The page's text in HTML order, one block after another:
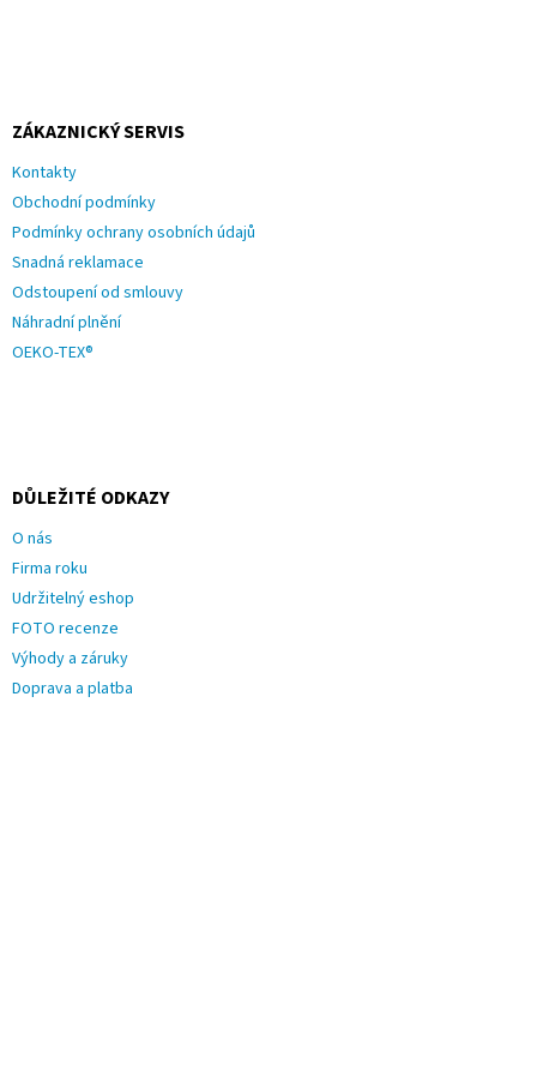
ZÁKAZNICKÝ SERVIS
Kontakty
Obchodní podmínky
Podmínky ochrany osobních údajů
Snadná reklamace
Odstoupení od smlouvy
Náhradní plnění
OEKO-TEX®
DŮLEŽITÉ ODKAZY
O nás
Firma roku
Udržitelný eshop
FOTO recenze
Výhody a záruky
Doprava a platba